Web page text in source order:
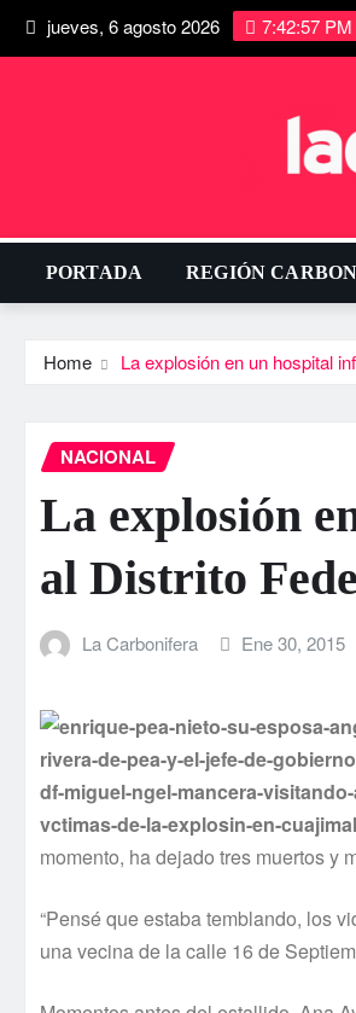
jueves, 6 agosto 2026 7:42:58 PM
PORTADA REGIÓN
Home La explosión en un hospital
NACIONAL
La explosión
al Distrito
La Carbonifera Ene 30, 2015
momento, ha dejado tres muertos y
“Pensé que estaba temblando, los
una vecina de la calle 16 de